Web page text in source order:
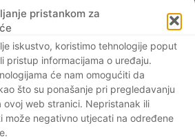
pristankom za
iskustvo, koristimo tehnologije poput
pristup informacijama o uređaju.
će nam omogućiti da
što su ponašanje pri pregledavanju
ovoj web stranici. Nepristanak ili
može negativno utjecati na određene
nas Pravila o privatnosti
WordPress Theme by TagDiv